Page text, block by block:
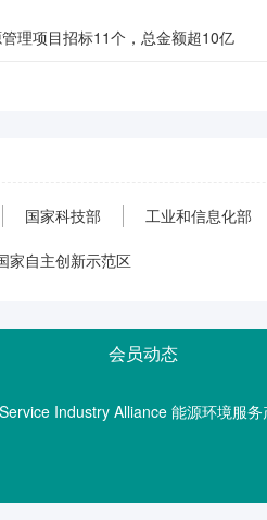
理项目招标11个，总金额超10亿
国家科技部 工业和信息化部
家自主创新示范区
会员动态
Industry Alliance 能源环境服